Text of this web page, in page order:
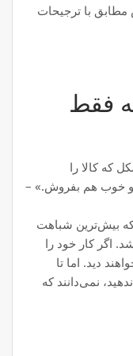
مطابق با ترجیحات
فقط
که کالا را
و خوب هم بفروش.» –
که بیش‌ترین شباهت
اگر کار خود را
دید. اما تا
نمی‌دانند که